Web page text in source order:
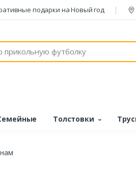
подарки на Новый год
Толстовки